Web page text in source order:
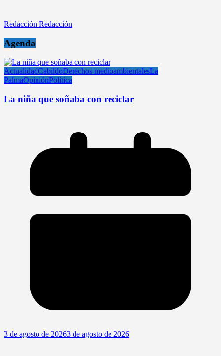
Redacción Redacción
Agenda
ActualidadCabildoDerechos medioambientalesLa
PalmaOpiniónPolítica
La niña que soñaba con reciclar
3 de agosto de 20263 de agosto de 2026